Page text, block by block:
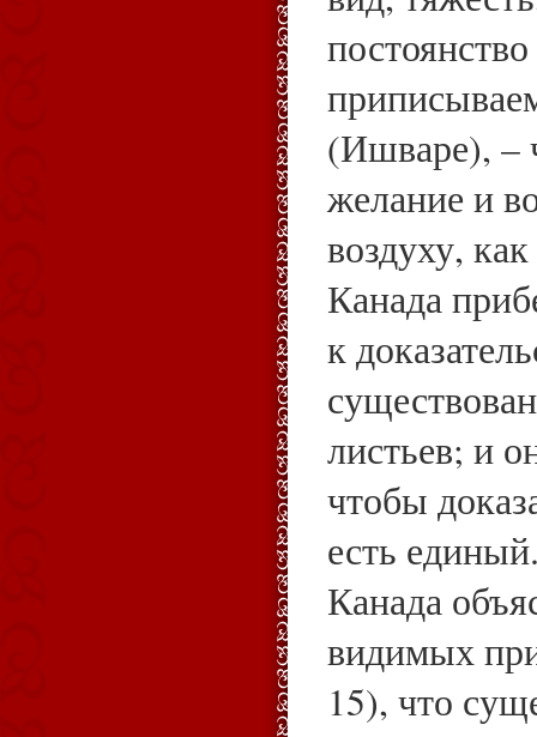
(Ишваре), –
желание и
воздуху,
Канада
к
листьев; и
чтобы
есть
Канада
видимых
15), что